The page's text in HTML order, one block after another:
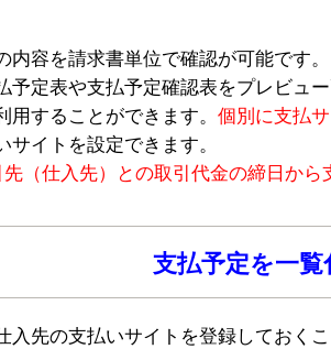
容を請求書単位で確認が可能です。
予定表や支払予定確認表をプレビュ
することができます。 個別に支払
イトを設定できます。
先（仕入先）との取引代金の締日か
支払予定を一覧
入先の支払いサイトを登録しておくこ